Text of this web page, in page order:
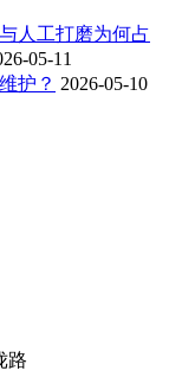
人工打磨为何占
05-11
护？ 2026-05-10
路